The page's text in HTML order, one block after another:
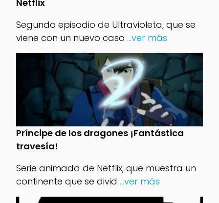
Netflix
Segundo episodio de Ultravioleta, que se
viene con un nuevo caso ...ver más
Príncipe de los dragones ¡Fantástica
travesía!
Serie animada de Netflix, que muestra un
continente que se divid ...ver más